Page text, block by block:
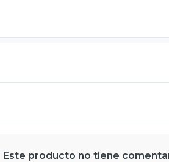
Este producto no tiene